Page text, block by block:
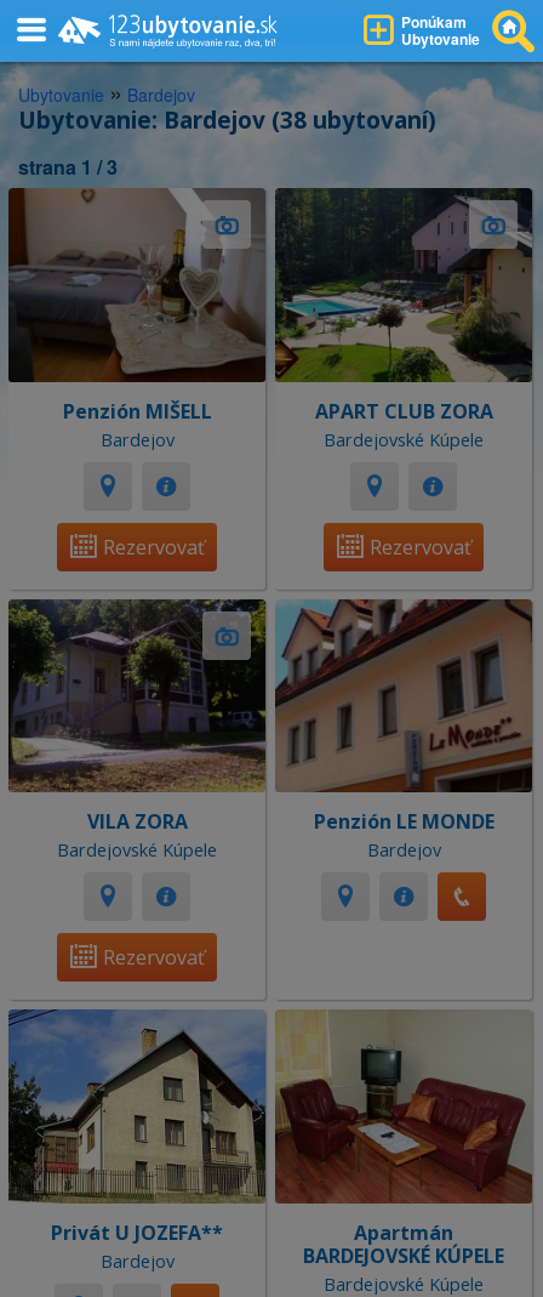
Ponúkam
Ubytovanie
Ubytovanie » Bardejov
Ubytovanie: Bardejov (38 ubytovaní)
strana 1 / 3
Penzión MIŠELL
Bardejov
Rezervovať
APART CLUB ZORA
Bardejovské Kúpele
Rezervovať
VILA ZORA
Bardejovské Kúpele
Rezervovať
Penzión LE MONDE
Bardejov
Privát U JOZEFA**
Bardejov
Apartmán
BARDEJOVSKÉ KÚPELE
Bardejovské Kúpele